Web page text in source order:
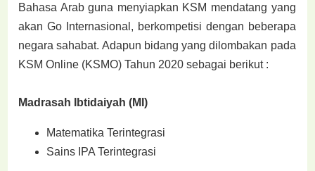
Bahasa Arab guna menyiapkan KSM mendatang yang
akan Go Internasional, berkompetisi dengan beberapa
negara sahabat. Adapun bidang yang dilombakan pada
KSM Online (KSMO) Tahun 2020 sebagai berikut :
Madrasah Ibtidaiyah (MI)
Matematika Terintegrasi
Sains IPA Terintegrasi